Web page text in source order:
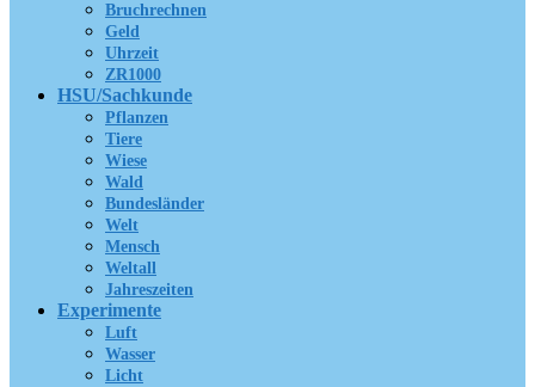
Bruchrechnen
Geld
Uhrzeit
ZR1000
HSU/Sachkunde
Pflanzen
Tiere
Wiese
Wald
Bundesländer
Welt
Mensch
Weltall
Jahreszeiten
Experimente
Luft
Wasser
Licht